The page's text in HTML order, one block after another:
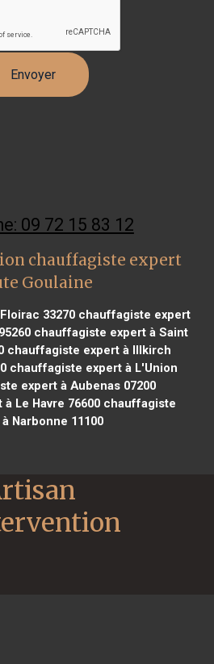
09 72 15 83 12
chauffagiste expert
Goulaine
33270 chauffagiste expert
chauffagiste expert à Saint
chauffagiste expert à Illkirch
chauffagiste expert à L'Union
expert à Aubenas 07200
Le Havre 76600chauffagiste
Narbonne 11100